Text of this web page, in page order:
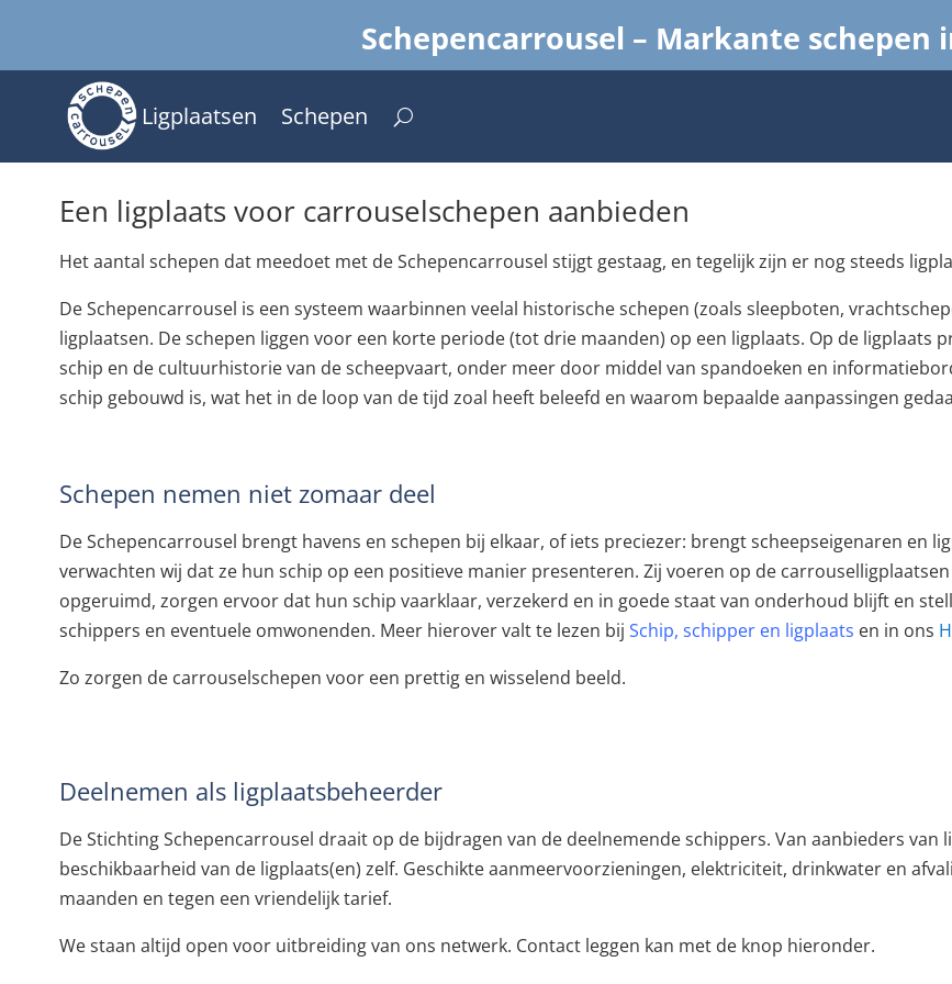
Schepencarrousel – Markante schepen
Ligplaatsen Schepen
Een ligplaats voor carrouselschepen aanbieden
Het aantal schepen dat meedoet met de Schepencarrousel stijgt gestaag, en tegelijk zijn er nog steeds
De Schepencarrousel is een systeem waarbinnen veelal historische schepen (zoals sleepboten,
ligplaatsen. De schepen liggen voor een korte periode (tot drie maanden) op een ligplaats. Op de ligplaats
schip en de cultuurhistorie van de scheepvaart, onder meer door middel van spandoeken en
schip gebouwd is, wat het in de loop van de tijd zoal heeft beleefd en waarom bepaalde aanpassingen
Schepen nemen niet zomaar deel
De Schepencarrousel brengt havens en schepen bij elkaar, of iets preciezer: brengt scheepseigenaren en
verwachten wij dat ze hun schip op een positieve manier presenteren. Zij voeren op de
opgeruimd, zorgen ervoor dat hun schip vaarklaar, verzekerd en in goede staat van onderhoud blijft en
schippers en eventuele omwonenden. Meer hierover valt te lezen bij Schip, schipper en ligplaats en in ons
Zo zorgen de carrouselschepen voor een prettig en wisselend beeld.
Deelnemen als ligplaatsbeheerder
De Stichting Schepencarrousel draait op de bijdragen van de deelnemende schippers. Van aanbieders
beschikbaarheid van de ligplaats(en) zelf. Geschikte aanmeervoorzieningen, elektriciteit, drinkwater en
maanden en tegen een vriendelijk tarief.
We staan altijd open voor uitbreiding van ons netwerk. Contact leggen kan met de knop hieronder.